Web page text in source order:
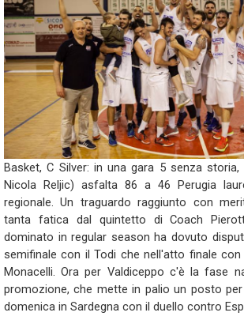
Basket, C Silver: in una gara 5 senza
Nicola Reljic) asfalta 86 a 46 Perugia
regionale. Un traguardo raggiunto con
tanta fatica dal quintetto di Coach
dominato in regular season ha dovuto
semifinale con il Todi che nell'atto finale
Monacelli. Ora per Valdiceppo c'è la fase
promozione, che mette in palio un posto
domenica in Sardegna con il duello contro